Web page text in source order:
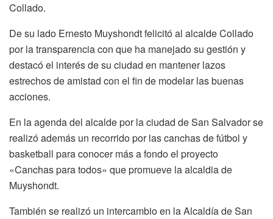
Collado.
De su lado Ernesto Muyshondt felicitó al alcalde Collado
por la transparencia con que ha manejado su gestión y
destacó el interés de su ciudad en mantener lazos
estrechos de amistad con el fin de modelar las buenas
acciones.
En la agenda del alcalde por la ciudad de San Salvador se
realizó además un recorrido por las canchas de fútbol y
basketball para conocer más a fondo el proyecto
«Canchas para todos» que promueve la alcaldia de
Muyshondt.
También se realizó un intercambio en la Alcaldía de San